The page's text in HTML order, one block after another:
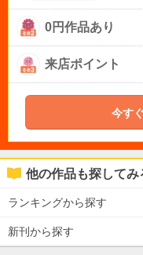
0円作品あり
来店ポイント
今す
他の作品も探してみ
ランキングから探す
新刊から探す